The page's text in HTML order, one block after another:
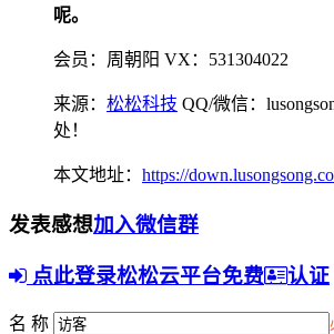
呢。
会员：周朝阳 VX：531304022
来源： 松松科技 QQ/微信：
处！
本文地址： https://
发表感想加入微信群
点此登录松松云平台免费 认证
名 称